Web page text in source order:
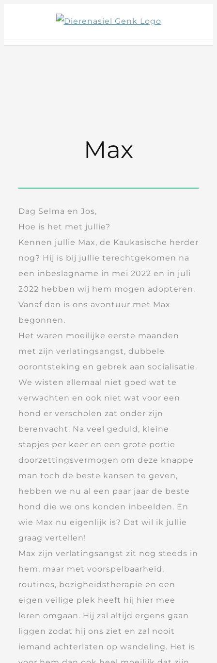
content
Max
Dag Selma en Jos,
Hoe is het met jullie?
Kennen jullie Max, de Kaukasische herder
nog? Hij is bij jullie terechtgekomen na
een inbeslagname in mei 2022 en in juli
2022 hebben wij hem mogen adopteren.
Vanaf dan is ons avontuur met Max
begonnen.
Het waren moeilijke eerste maanden
met zijn verlatingsangst, dubbele
oorontsteking en gebrek aan socialisatie.
We wisten allemaal niet goed wat te
verwachten en ook niet wat voor een
hond er verscholen zat onder zijn
berenvacht. Na veel geduld, kleine
stapjes per keer en een grote portie
doorzettingsvermogen om deze knappe
man toch de beste kansen te geven,
hebben we nu al een paar jaar de beste
hond die we ons konden inbeelden. En
wie Max nu eigenlijk is? Dat wil ik jullie
graag vertellen!
Max zijn verlatingsangst zit nog steeds in
hem, maar met voorspelbaarheid,
routines, bezigheidstherapie en een
eigen veilige plek heeft hij hier mee
leren omgaan. Hij zal altijd ergens gaan
liggen zodat hij ons ziet en zal nooit
iemand achterlaten op wandeling. Het is